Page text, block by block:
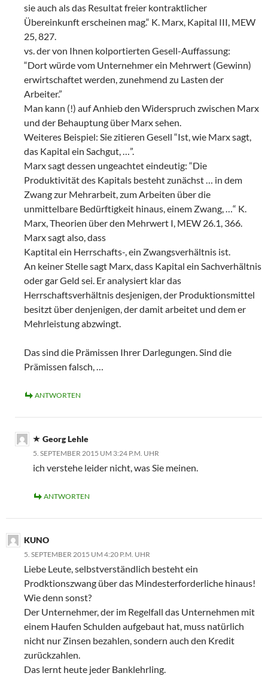
sie auch als das Resultat freier kontraktlicher
Übereinkunft erscheinen mag.“ K. Marx, Kapital III, MEW
25, 827.
vs. der von Ihnen kolportierten Gesell-Auffassung:
“Dort würde vom Unternehmer ein Mehrwert (Gewinn)
erwirtschaftet werden, zunehmend zu Lasten der
Arbeiter.”
Man kann (!) auf Anhieb den Widerspruch zwischen Marx
und der Behauptung über Marx sehen.
Weiteres Beispiel: Sie zitieren Gesell “Ist, wie Marx sagt,
das Kapital ein Sachgut, …”.
Marx sagt dessen ungeachtet eindeutig: “Die
Produktivität des Kapitals besteht zunächst … in dem
Zwang zur Mehrarbeit, zum Arbeiten über die
unmittelbare Bedürftigkeit hinaus, einem Zwang, …“ K.
Marx, Theorien über den Mehrwert I, MEW 26.1, 366.
Marx sagt also, dass
Kaptital ein Herrschafts-, ein Zwangsverhältnis ist.
An keiner Stelle sagt Marx, dass Kapital ein Sachverhältnis
oder gar Geld sei. Er analysiert klar das
Herrschaftsverhältnis desjenigen, der Produktionsmittel
besitzt über denjenigen, der damit arbeitet und dem er
Mehrleistung abzwingt.
Das sind die Prämissen Ihrer Darlegungen. Sind die
Prämissen falsch, …
ANTWORTEN
Georg Lehle
5. SEPTEMBER 2015 UM 3:24 P.M. UHR
ich verstehe leider nicht, was Sie meinen.
ANTWORTEN
KUNO
5. SEPTEMBER 2015 UM 4:20 P.M. UHR
Liebe Leute, selbstverständlich besteht ein
Prodktionszwang über das Mindesterforderliche hinaus!
Wie denn sonst?
Der Unternehmer, der im Regelfall das Unternehmen mit
einem Haufen Schulden aufgebaut hat, muss natürlich
nicht nur Zinsen bezahlen, sondern auch den Kredit
zurückzahlen.
Das lernt heute jeder Banklehrling.